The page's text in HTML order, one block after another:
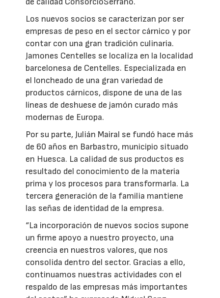
Los nuevos socios se caracterizan por ser
empresas de peso en el sector cárnico y por
contar con una gran tradición culinaria.
Jamones Centelles se localiza en la localidad
barcelonesa de Centelles. Especializada en
el loncheado de una gran variedad de
productos cárnicos, dispone de una de las
líneas de deshuese de jamón curado más
modernas de Europa.
Por su parte, Julián Mairal se fundó hace más
de 60 años en Barbastro, municipio situado
en Huesca. La calidad de sus productos es
resultado del conocimiento de la materia
prima y los procesos para transformarla. La
tercera generación de la familia mantiene
las señas de identidad de la empresa.
“La incorporación de nuevos socios supone
un firme apoyo a nuestro proyecto, una
creencia en nuestros valores, que nos
consolida dentro del sector. Gracias a ello,
continuamos nuestras actividades con el
respaldo de las empresas más importantes